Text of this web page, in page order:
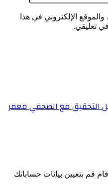
الإلكتروني في هذا
في تعليقي.
التحقيق مع الصحفي معمر
قم بتعيين بيانات حساباتك